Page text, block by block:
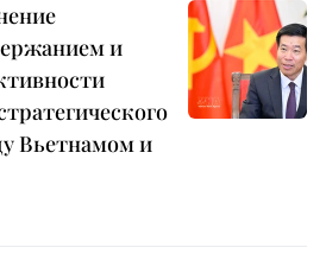
и
Вьетнамом и